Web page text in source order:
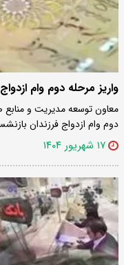
واریز مرحله دوم وام
معاون توسعه مدیریت و
دوم وام ازدواج فرزندان
۱۷ شهریور ۱۴۰۴